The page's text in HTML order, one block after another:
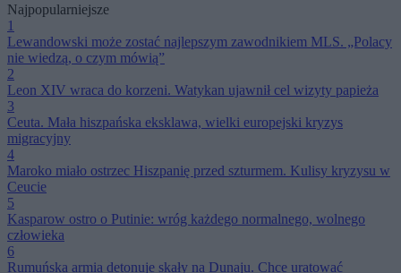
Najpopularniejsze
1
Lewandowski może zostać najlepszym zawodnikiem MLS. „Polacy
nie wiedzą, o czym mówią”
2
Leon XIV wraca do korzeni. Watykan ujawnił cel wizyty papieża
3
Ceuta. Mała hiszpańska eksklawa, wielki europejski kryzys
migracyjny
4
Maroko miało ostrzec Hiszpanię przed szturmem. Kulisy kryzysu w
Ceucie
5
Kasparow ostro o Putinie: wróg każdego normalnego, wolnego
człowieka
6
Rumuńska armia detonuje skały na Dunaju. Chce uratować